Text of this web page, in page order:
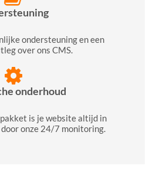
ondersteuning en een
over ons CMS.
onderhoud
is je website altijd in
onze 24/7 monitoring.